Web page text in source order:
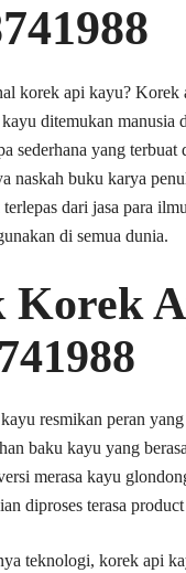
korek api kayu? Korek
ditemukan manusia
sederhana yang
naskah buku karya
dari jasa para
di semua dunia.
Korek
resmikan peran
baku kayu yang
merasa kayu
diproses terasa
teknologi, korek api